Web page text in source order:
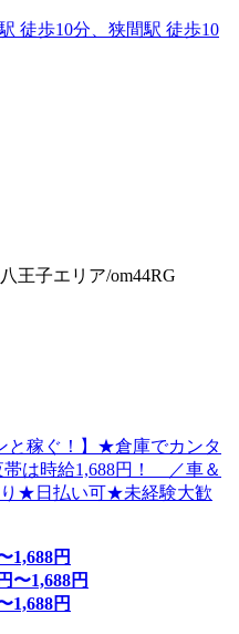
徒歩10分、狭間駅 徒歩10
王子エリア/om44RG
と稼ぐ！】★倉庫でカンタ
は時給1,688円！ ／車＆
★日払い可★未経験大歓
1,688円
円〜1,688円
1,688円